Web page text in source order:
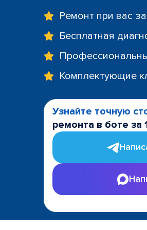
Ремонт при вас
Бесплатная
Комплектующие
Узнайте точную
ремонта в боте за